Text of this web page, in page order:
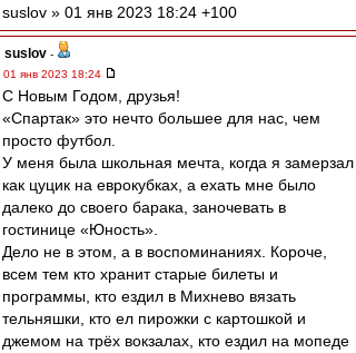
suslov » 01 янв 2023 18:24 +100
suslov -
01 янв 2023 18:24
С Новым Годом, друзья!
«Спартак» это нечто большее для нас, чем
просто футбол.
У меня была школьная мечта, когда я замерзал
как цуцик на еврокубках, а ехать мне было
далеко до своего барака, заночевать в
гостинице «Юность».
Дело не в этом, а в воспоминаниях. Короче,
всем тем кто хранит старые билеты и
программы, кто ездил в Михнево вязать
тельняшки, кто ел пирожки с картошкой и
джемом на трёх вокзалах, кто ездил на мопеде